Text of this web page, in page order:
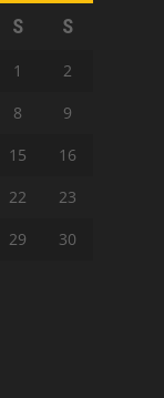
S S
1
2
8
9
15
16
22
23
29
30